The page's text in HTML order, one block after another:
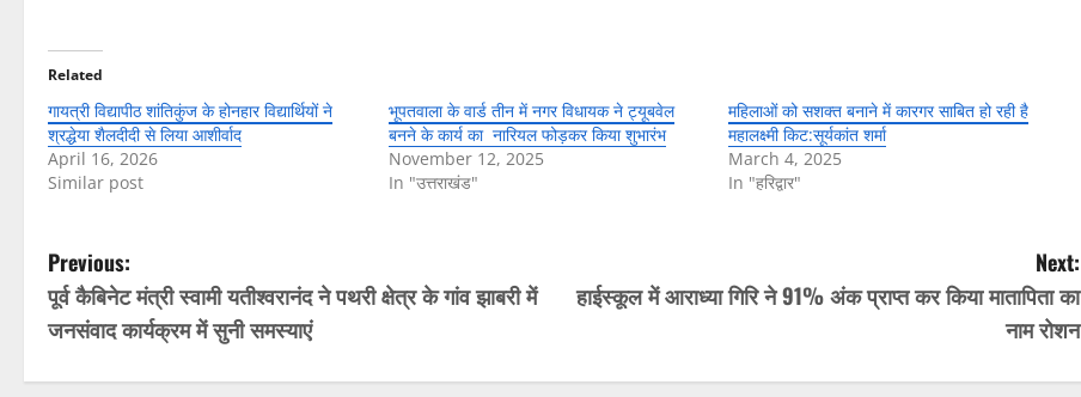
Related
गायत्री विद्यापीठ शांतिकुंज के होनहार विद्यार्थियों ने
श्रद्धेया शैलदीदी से लिया आशीर्वाद
April 16, 2026
Similar post
भूपतवाला के वार्ड तीन में नगर विधायक ने ट्यूबवेल
बनने के कार्य का नारियल फोड़कर किया शुभारंभ
November 12, 2025
In "उत्तराखंड"
महिलाओं को सशक्त बनाने में कारगर साबित हो रही है
महालक्ष्मी किट:सूर्यकांत शर्मा
March 4, 2025
In "हरिद्वार"
P
o
s
Previous:
पूर्व कैबिनेट मंत्री स्वामी यतीश्वरानंद ने पथरी क्षेत्र के गांव झाबरी में
जनसंवाद कार्यक्रम में सुनी समस्याएं
Next:
हाईस्कूल में आराध्या गिरि ने 91% अंक प्राप्त कर किया मातापिता का
नाम रोशन